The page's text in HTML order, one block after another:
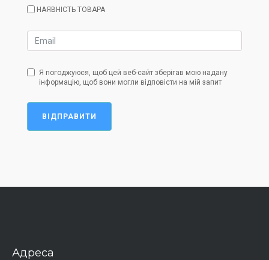
НАЯВНІСТЬ ТОВАРА
Я погоджуюся, щоб цей веб-сайт зберігав мою надану
інформацію, щоб вони могли відповісти на мій запит
ВІДПРАВИТИ
Адреса